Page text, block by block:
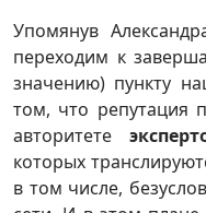
Упомянув
переходим к
значению) пункту
том, что репутация
авторитете
которых
в том числе,